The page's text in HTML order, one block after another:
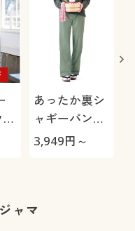
あったか裏シ
ャギーパンツ
(防寒パンツ・
い・人気商
3,949円～
ャマ